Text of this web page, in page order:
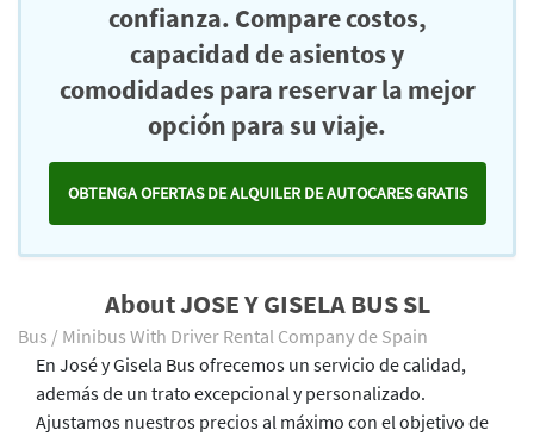
confianza. Compare costos,
capacidad de asientos y
comodidades para reservar la mejor
opción para su viaje.
OBTENGA OFERTAS DE ALQUILER DE AUTOCARES GRATIS
About JOSE Y GISELA BUS SL
Bus / Minibus With Driver Rental Company de Spain
En José y Gisela Bus ofrecemos un servicio de calidad,
además de un trato excepcional y personalizado.
Ajustamos nuestros precios al máximo con el objetivo de